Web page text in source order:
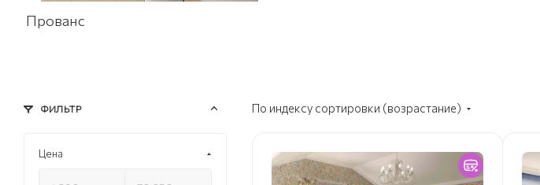
Прованс
По индексу сортировки (возрастание)
ФИЛЬТР
Цена